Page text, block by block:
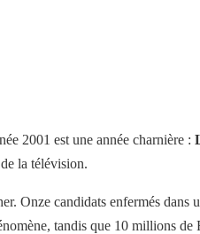
2001 est une année charnière :
la télévision.
Onze candidats enfermés dans
tandis que 10 millions